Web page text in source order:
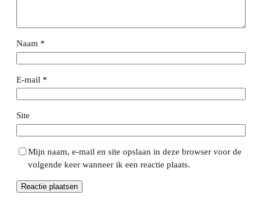
Naam *
E-mail *
Site
Mijn naam, e-mail en site opslaan in deze browser voor de
volgende keer wanneer ik een reactie plaats.